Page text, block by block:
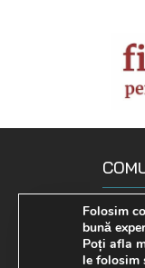
Folosim
bună
Poți afla
le folosim